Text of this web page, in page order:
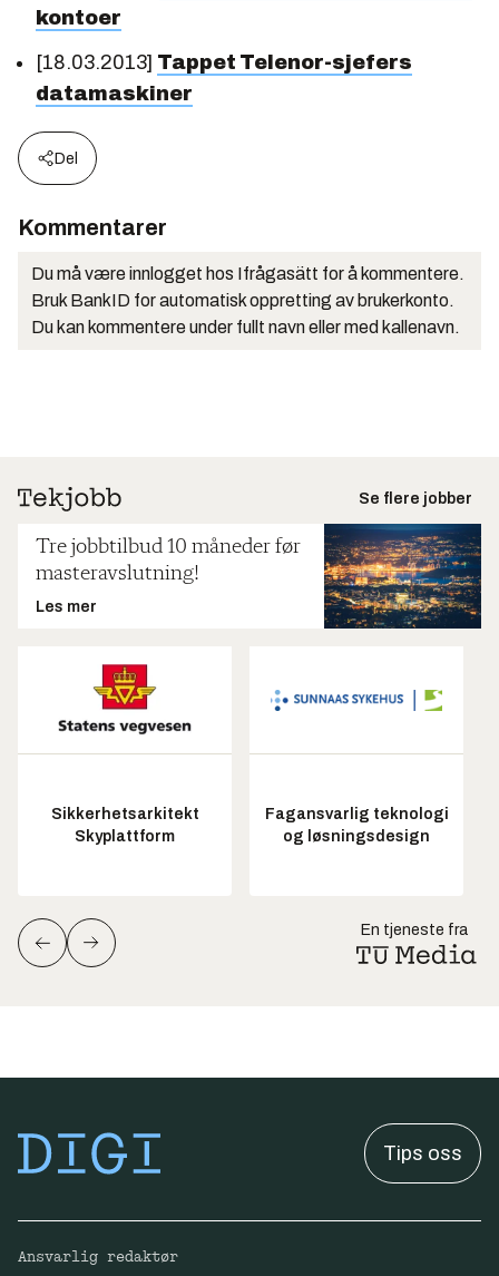
kontoer
[18.03.2013] Tappet Telenor-sjefers
datamaskiner
Del
Kommentarer
Du må være innlogget hos Ifrågasätt for å kommentere.
Bruk BankID for automatisk oppretting av brukerkonto.
Du kan kommentere under fullt navn eller med kallenavn.
Se flere jobber
Tre jobbtilbud 10 måneder før
masteravslutning!
Les mer
Sikkerhetsarkitekt
Skyplattform
Fagansvarlig teknologi
og løsningsdesign
En tjeneste fra
Tips oss
Ansvarlig redaktør